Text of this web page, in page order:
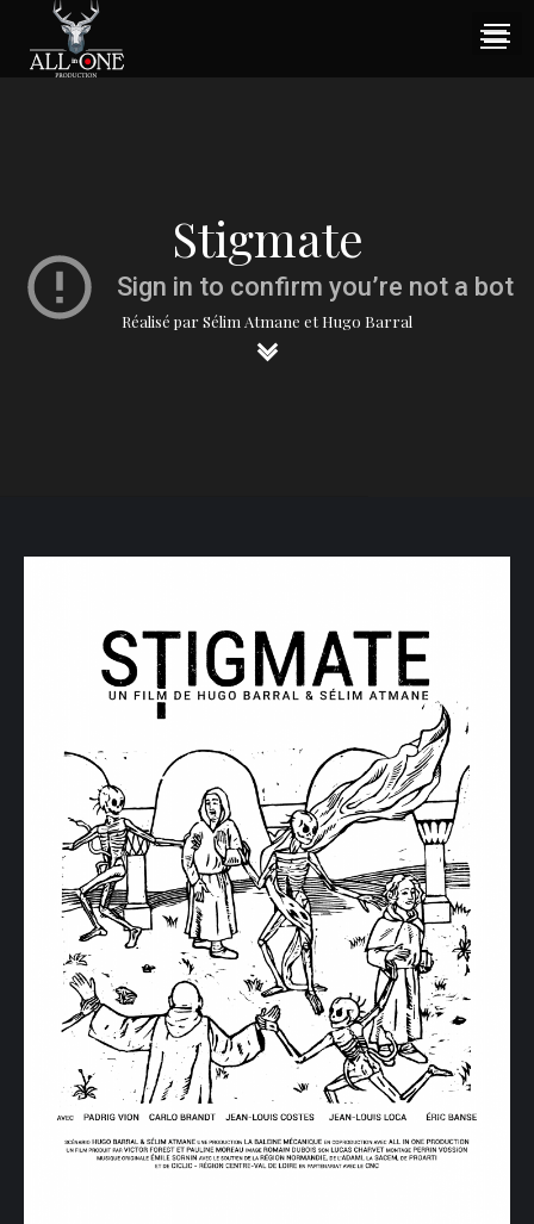
Stigmate
Réalisé par Sélim Atmane et Hugo Barral
keyboard_arrow_down
keyboard_arrow_down